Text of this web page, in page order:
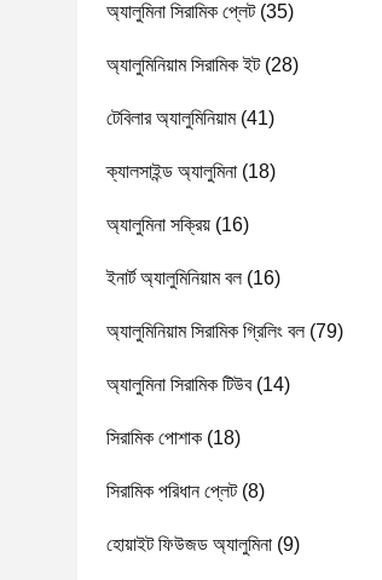
অ্যালুমিনা সিরামিক প্লেট(35)
অ্যালুমিনিয়াম সিরামিক ইট(28)
টেবিলার অ্যালুমিনিয়াম(41)
ক্যালসাইন্ড অ্যালুমিনা (18)
অ্যালুমিনা সক্রিয় (16)
ইনার্ট অ্যালুমিনিয়াম বল(16)
অ্যালুমিনিয়াম সিরামিক গ্রিলিং বল(79)
অ্যালুমিনা সিরামিক টিউব(14)
সিরামিক পোশাক (18)
সিরামিক পরিধান প্লেট(8)
হোয়াইট ফিউজড অ্যালুমিনা (9)